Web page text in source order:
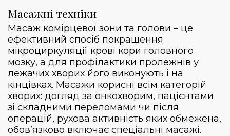
Масажні техніки
Масаж комірцевої зони та голови – це
ефективний спосіб покращення
мікроциркуляції крові кори головного
мозку, а для профілактики пролежнів у
лежачих хворих його виконують і на
кінцівках. Масажи корисні всім категорій
хворих: догляд за онкохворим, пацієнтами
зі складними переломами чи після
операцій, рухова активність яких обмежена,
обов’язково включає спеціальні масажі.